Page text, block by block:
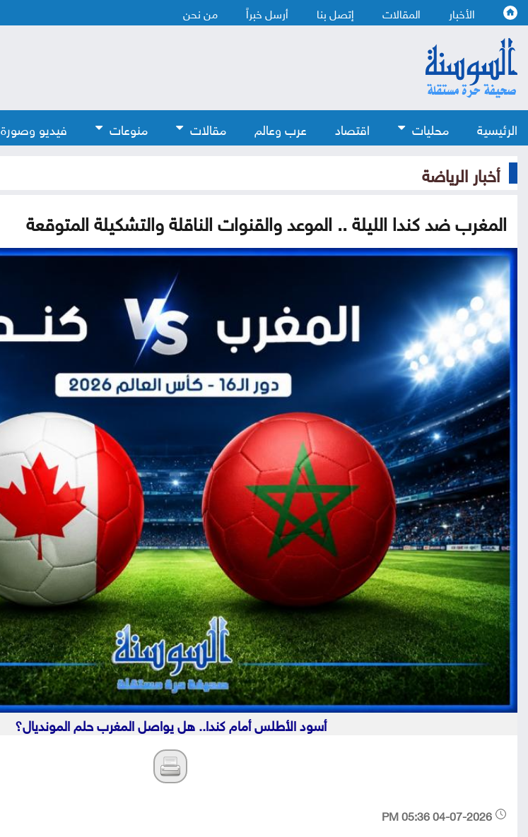
الأخبار المقالات إتصل بنا أرسل خبراً من نحن
الرئيسية محليات اقتصاد عرب وعالم مقالات منوعات فيديو وصورة
أخبار الرياضة
المغرب ضد كندا الليلة .. الموعد والقنوات الناقلة والتشكيلة المتوقعة
أسود الأطلس أمام كندا.. هل يواصل المغرب حلم المونديال؟